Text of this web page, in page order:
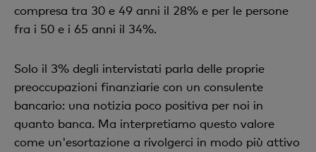
compresa tra 30 e 49 anni il 28% e per le persone
fra i 50 e i 65 anni il 34%.
Solo il 3% degli intervistati parla delle proprie
preoccupazioni finanziarie con un consulente
bancario: una notizia poco positiva per noi in
quanto banca. Ma interpretiamo questo valore
come un'esortazione a rivolgerci in modo più attivo